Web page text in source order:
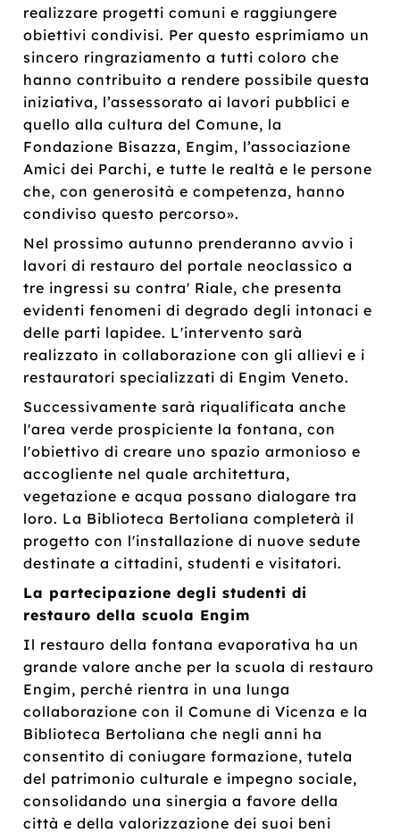
realizzare progetti comuni e raggiungere
obiettivi condivisi. Per questo esprimiamo un
sincero ringraziamento a tutti coloro che
hanno contribuito a rendere possibile questa
iniziativa, l’assessorato ai lavori pubblici e
quello alla cultura del Comune, la
Fondazione Bisazza, Engim, l’associazione
Amici dei Parchi, e tutte le realtà e le persone
che, con generosità e competenza, hanno
condiviso questo percorso».
Nel prossimo autunno prenderanno avvio i
lavori di restauro del portale neoclassico a
tre ingressi su contra' Riale, che presenta
evidenti fenomeni di degrado degli intonaci e
delle parti lapidee. L'intervento sarà
realizzato in collaborazione con gli allievi e i
restauratori specializzati di Engim Veneto.
Successivamente sarà riqualificata anche
l'area verde prospiciente la fontana, con
l'obiettivo di creare uno spazio armonioso e
accogliente nel quale architettura,
vegetazione e acqua possano dialogare tra
loro. La Biblioteca Bertoliana completerà il
progetto con l'installazione di nuove sedute
destinate a cittadini, studenti e visitatori.
La partecipazione degli studenti di
restauro della scuola Engim
Il restauro della fontana evaporativa ha un
grande valore anche per la scuola di restauro
Engim, perché rientra in una lunga
collaborazione con il Comune di Vicenza e la
Biblioteca Bertoliana che negli anni ha
consentito di coniugare formazione, tutela
del patrimonio culturale e impegno sociale,
consolidando una sinergia a favore della
città e della valorizzazione dei suoi beni